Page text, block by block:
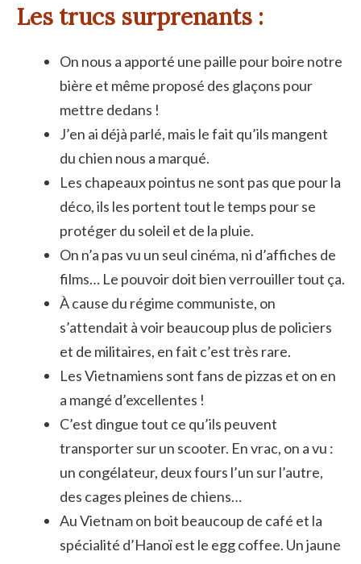
Les trucs surprenants :
On nous a apporté une paille pour boire notre
bière et même proposé des glaçons pour
mettre dedans !
J’en ai déjà parlé, mais le fait qu’ils mangent
du chien nous a marqué.
Les chapeaux pointus ne sont pas que pour la
déco, ils les portent tout le temps pour se
protéger du soleil et de la pluie.
On n’a pas vu un seul cinéma, ni d’affiches de
films… Le pouvoir doit bien verrouiller tout ça.
À cause du régime communiste, on
s’attendait à voir beaucoup plus de policiers
et de militaires, en fait c’est très rare.
Les Vietnamiens sont fans de pizzas et on en
a mangé d’excellentes !
C’est dingue tout ce qu’ils peuvent
transporter sur un scooter. En vrac, on a vu :
un congélateur, deux fours l’un sur l’autre,
des cages pleines de chiens…
Au Vietnam on boit beaucoup de café et la
spécialité d’Hanoï est le egg coffee. Un jaune